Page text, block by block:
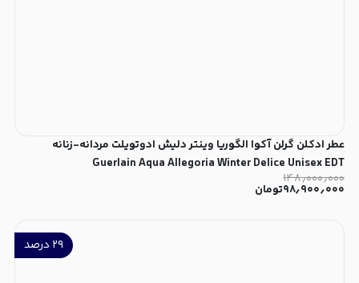
عطر ادکلن گرلن آکوا الگوریا وینتر دلیش ادوتویلت مردانه-زنانه
Guerlain Aqua Allegoria Winter Delice Unisex EDT
۱۴۸٫۰۰۰٫۰۰۰
۹۸٫۹۰۰٫۰۰۰تومان
۲۹ درصد